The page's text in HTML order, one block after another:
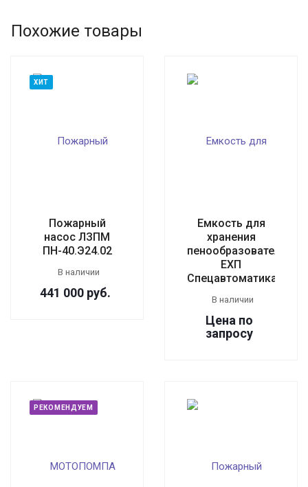
Похожие товары
ХИТ
Пожарный
насос ЛЗПМ
ПН-40.Э24.02
В наличии
441 000 руб.
Емкость для
хранения
пенообразователя
EXП
Спецавтоматика
В наличии
Цена по
запросу
РЕКОМЕНДУЕМ